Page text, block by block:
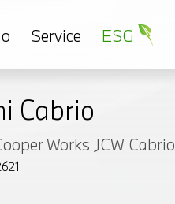
Service ESG
Cabrio
Works JCW Cabrio